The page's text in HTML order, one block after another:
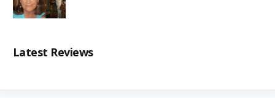
Latest Reviews